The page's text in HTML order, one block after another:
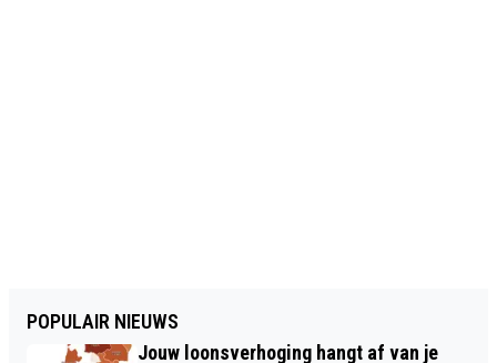
POPULAIR NIEUWS
Jouw loonsverhoging hangt af van je